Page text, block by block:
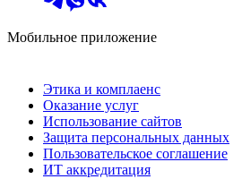
Мобильное приложение
Этика и комплаенс
Оказание услуг
Использование сайтов
Защита персональных данных
Пользовательское соглашение
ИТ аккредитация